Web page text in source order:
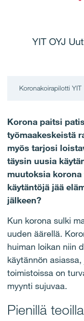
YIT OYJ
Koronakoirapilotti YIT
Korona paitsi
työmaakeskeistä
myös tarjosi
täysin uusia
muutoksia
käytäntöjä jää
jälkeen?
Kun korona sulki
uuden äärellä.
huiman loikan niin
käytännön
toimistoissa on
myynti sujuvaa.
Pienillä